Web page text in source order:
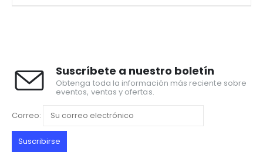
Suscríbete a nuestro boletín
Obtenga toda la información más reciente sobre
eventos, ventas y ofertas.
Correo: